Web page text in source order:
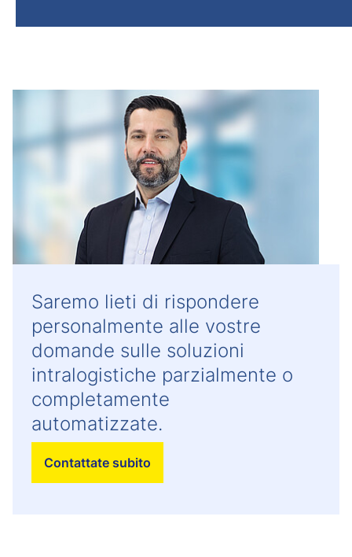
Saremo lieti di rispondere
personalmente alle vostre
domande sulle soluzioni
intralogistiche parzialmente o
completamente
automatizzate.
Contattate subito